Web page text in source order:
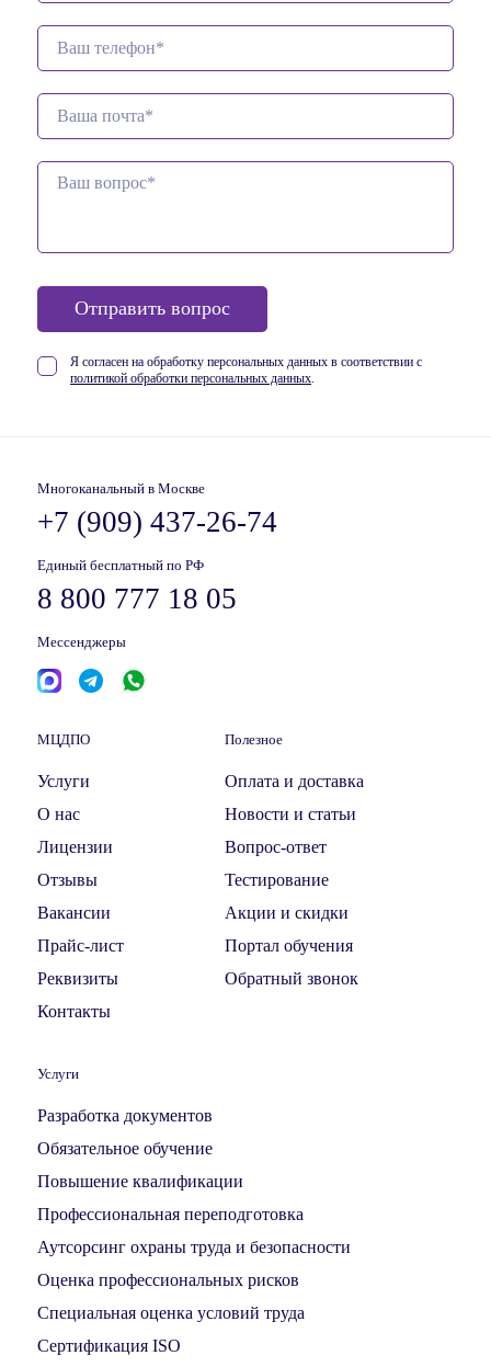
Отправить вопрос
Я согласен на обработку персональных данных в соответствии с
политикой обработки персональных данных.
Многоканальный в Москве
+7 (909) 437-26-74
Единый бесплатный по РФ
8 800 777 18 05
Мессенджеры
МЦДПО
Услуги
О нас
Лицензии
Отзывы
Вакансии
Прайс-лист
Реквизиты
Контакты
Полезное
Оплата и доставка
Новости и статьи
Вопрос-ответ
Тестирование
Акции и скидки
Портал обучения
Обратный звонок
Услуги
Разработка документов
Обязательное обучение
Повышение квалификации
Профессиональная переподготовка
Аутсорсинг охраны труда и безопасности
Оценка профессиональных рисков
Специальная оценка условий труда
Сертификация ISO